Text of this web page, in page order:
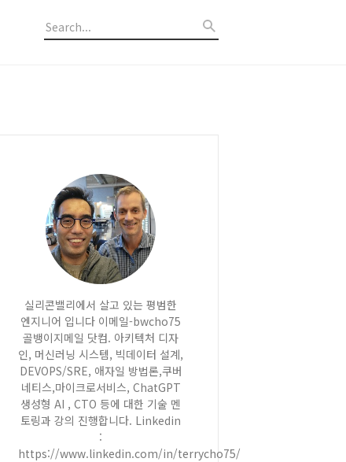
실리콘밸리에서 살고 있는 평범한
엔지니어 입니다 이메일-bwcho75
골뱅이지메일 닷컴. 아키텍처 디자
인, 머신러닝 시스템, 빅데이터 설계,
DEVOPS/SRE, 애자일 방법론,쿠버
네티스,마이크로서비스, ChatGPT
생성형 AI , CTO 등에 대한 기술 멘
토링과 강의 진행합니다. Linkedin
:
https://www.linkedin.com/in/terrycho75/